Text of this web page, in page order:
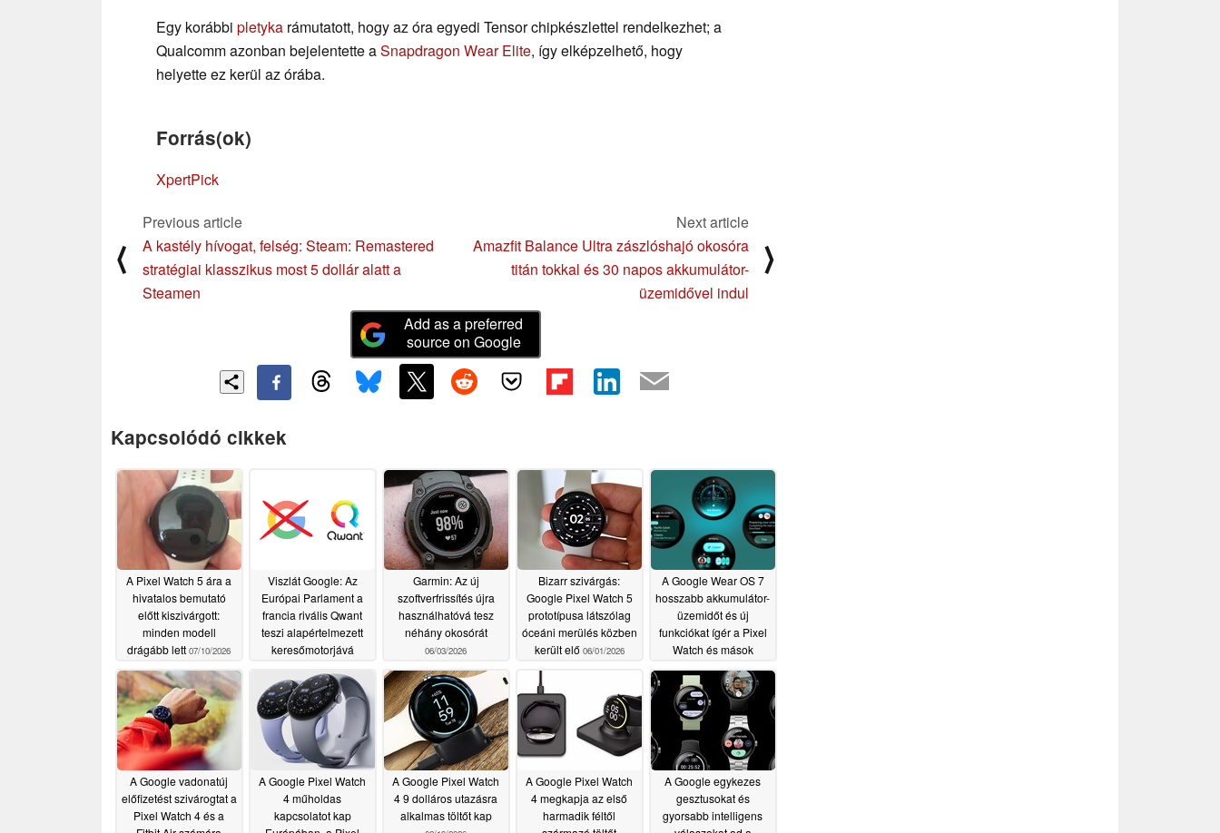
Egy korábbi pletyka rámutatott, hogy az óra egyedi Tensor chipkészlettel rendelkezhet; a
Qualcomm azonban bejelentette aSnapdragon Wear Elite, így elképzelhető, hogy
helyette ez kerül az órába.
Forrás(ok)
XpertPick
⟨
Previous article
A kastély hívogat, felség: Steam: Remastered
stratégiai klasszikus most 5 dollár alatt a
Steamen
Next article
Amazfit Balance Ultra zászlóshajó okosóra
titán tokkal és 30 napos akkumulátor-
üzemidővel indul
⟩
Add as a preferred
source on Google
Kapcsolódó cikkek
A Pixel Watch 5 ára a
hivatalos bemutató
előtt kiszivárgott:
minden modell
drágább lett 07/10/2026
Viszlát Google: Az
Európai Parlament a
francia rivális Qwant
teszi alapértelmezett
keresőmotorjává
06/03/2026
Garmin: Az új
szoftverfrissítés újra
használhatóvá tesz
néhány okosórát
06/03/2026
Bizarr szivárgás:
Google Pixel Watch 5
prototípusa látszólag
óceáni merülés közben
került elő 06/01/2026
A Google Wear OS 7
hosszabb akkumulátor-
üzemidőt és új
funkciókat ígér a Pixel
Watch és mások
05/20/2026
A Google vadonatúj
előfizetést szivárogtat a
Pixel Watch 4 és a
A Google Pixel Watch
4 műholdas
kapcsolatot kap
A Google Pixel Watch
4 9 dolláros utazásra
alkalmas töltőt kap
A Google Pixel Watch
4 megkapja az első
harmadik féltől
A Google egykezes
gesztusokat és
gyorsabb intelligens